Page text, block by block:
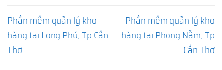
Phần mềm quản lý kho
hàng tại Long Phú, Tp Cần
Thơ
Phần mềm quản lý kho
hàng tại Phong Nẫm, Tp
Cần Thơ